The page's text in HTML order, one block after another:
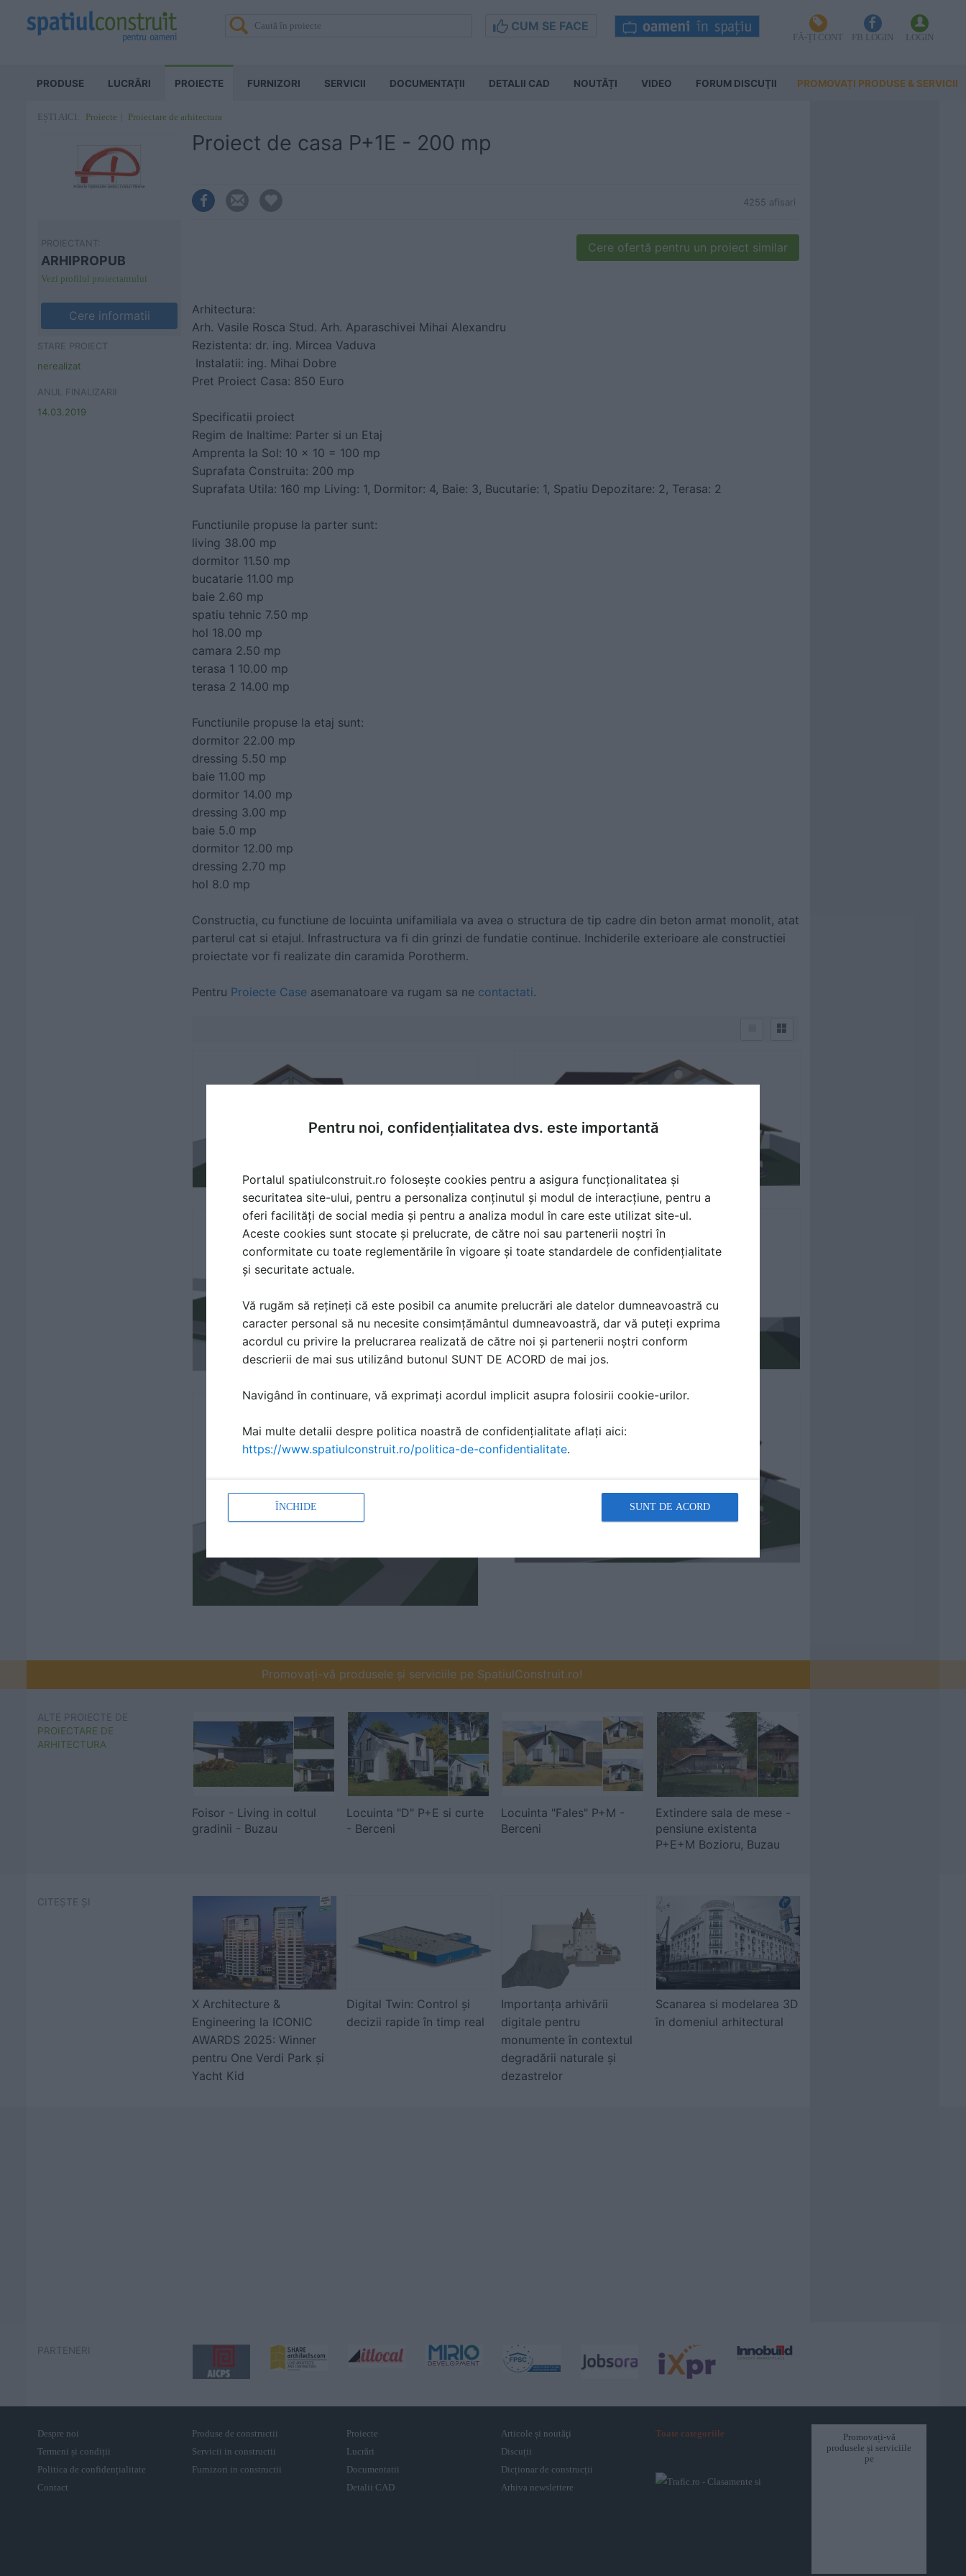
CUM SE FACE
FĂ-ȚI CONT FB LOGIN LOGIN
PRODUSE LUCRĂRI PROIECTE FURNIZORI SERVICII DOCUMENTAŢII DETALII CAD NOUTĂȚI VIDEO FORUM DISCUŢII PROMOVAȚI PRODUSE & SERVICII
EȘTI AICI: Proiecte Proiectare de arhitectura
PROIECTANT:
ARHIPROPUB
Vezi profilul proiectantului
Cere informatii
STARE PROIECT
nerealizat
ANUL FINALIZARII
14.03.2019
Proiect de casa P+1E - 200 mp
4255 afisari
Cere ofertă pentru un proiect similar
Arhitectura:
Arh. Vasile Rosca Stud. Arh. Aparaschivei Mihai Alexandru
Rezistenta: dr. ing. Mircea Vaduva
Instalatii: ing. Mihai Dobre
Pret Proiect Casa: 850 Euro
Specificatii proiect
Regim de Inaltime: Parter si un Etaj
Amprenta la Sol: 10 x 10 = 100 mp
Suprafata Construita: 200 mp
Suprafata Utila: 160 mp Living: 1, Dormitor: 4, Baie: 3, Bucutarie: 1, Spatiu Depozitare: 2, Terasa: 2
Functiunile propuse la parter sunt:
living 38.00 mp
dormitor 11.50 mp
bucatarie 11.00 mp
baie 2.60 mp
spatiu tehnic 7.50 mp
hol 18.00 mp
camara 2.50 mp
terasa 1 10.00 mp
terasa 2 14.00 mp
Functiunile propuse la etaj sunt:
dormitor 22.00 mp
dressing 5.50 mp
baie 11.00 mp
dormitor 14.00 mp
dressing 3.00 mp
baie 5.0 mp
dormitor 12.00 mp
dressing 2.70 mp
hol 8.0 mp
Constructia, cu functiune de locuinta unifamiliala va avea o structura de tip cadre din beton armat monolit, atat
parterul cat si etajul. Infrastructura va fi din grinzi de fundatie continue. Inchiderile exterioare ale constructiei
proiectate vor fi realizate din caramida Porotherm.
Pentru Proiecte Case asemanatoare va rugam sa ne contactati.
Promovați-vă produsele și serviciile pe SpatiulConstruit.ro!
ALTE PROIECTE DE
PROIECTARE DE
ARHITECTURA
Foisor - Living in coltul
gradinii - Buzau
Locuinta "D" P+E si curte
- Berceni
Locuinta "Fales" P+M -
Berceni
Extindere sala de mese -
pensiune existenta
P+E+M Bozioru, Buzau
CITEȘTE ȘI
X Architecture &
Engineering la ICONIC
AWARDS 2025: Winner
pentru One Verdi Park și
Yacht Kid
Digital Twin: Control și
decizii rapide în timp real
Importanța arhivării
digitale pentru
monumente în contextul
degradării naturale și
dezastrelor
Scanarea si modelarea 3D
în domeniul arhitectural
PARTENERI
Despre noi
Termeni și condiții
Politica de confidențialitate
Contact
Produse de constructii
Servicii in constructii
Furnizori in constructii
Proiecte
Lucrări
Documentatii
Detalii CAD
Articole și noutăţi
Discuții
Dicționar de construcții
Arhiva newslettere
Toate categoriile
Promovați-vă
produsele și serviciile
pe
Pentru noi, confidențialitatea dvs. este importantă
Portalul spatiulconstruit.ro folosește cookies pentru a asigura funcționalitatea și
securitatea site-ului, pentru a personaliza conținutul și modul de interacțiune, pentru a
oferi facilități de social media și pentru a analiza modul în care este utilizat site-ul.
Aceste cookies sunt stocate și prelucrate, de către noi sau partenerii noștri în
conformitate cu toate reglementările în vigoare și toate standardele de confidențialitate
și securitate actuale.
Vă rugăm să rețineți că este posibil ca anumite prelucrări ale datelor dumneavoastră cu
caracter personal să nu necesite consimțământul dumneavoastră, dar vă puteți exprima
acordul cu privire la prelucrarea realizată de către noi și partenerii noștri conform
descrierii de mai sus utilizând butonul SUNT DE ACORD de mai jos.
Navigând în continuare, vă exprimați acordul implicit asupra folosirii cookie-urilor.
Mai multe detalii despre politica noastră de confidențialitate aflați aici:
https://www.spatiulconstruit.ro/politica-de-confidentialitate.
ÎNCHIDE SUNT DE ACORD